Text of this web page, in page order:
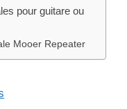
pour guitare ou
Mooer Repeater